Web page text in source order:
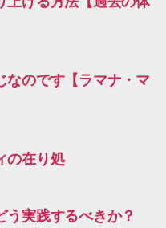
なのです【ラマナ・マ
の在り処
う実践するべきか？